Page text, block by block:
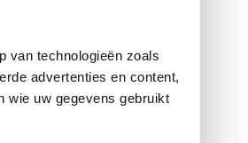
van technologieën zoals
advertenties en content,
wie uw gegevens gebruikt